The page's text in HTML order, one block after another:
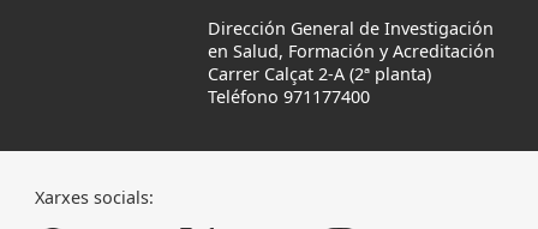
Dirección General de Investigación
en Salud, Formación y Acreditación
Carrer Calçat 2-A (2ª planta)
Teléfono 971177400
Xarxes socials: